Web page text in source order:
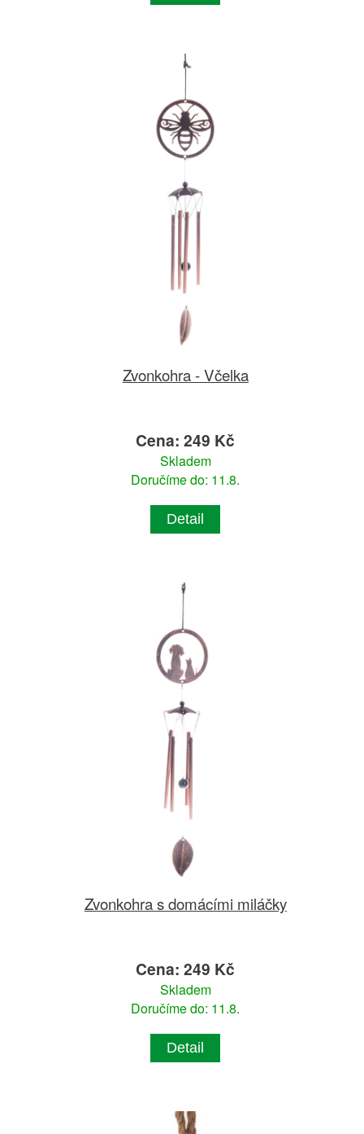
Zvonkohra - Včelka
Cena: 249 Kč
Skladem
Doručíme do: 11.8.
Detail
Zvonkohra s domácími miláčky
Cena: 249 Kč
Skladem
Doručíme do: 11.8.
Detail